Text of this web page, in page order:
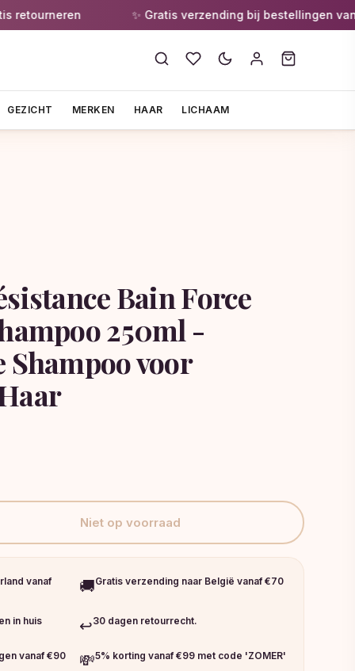
✨ Gratis verzending bij bestellingen vanaf
GEZICHT MERKEN HAAR LICHAAM
Bain Force
250ml -
voor
Niet op voorraad
vanaf 🚚Gratis verzending naar België vanaf €70
in huis ↩️30 dagen retourrecht.
vanaf €90 💸5% korting vanaf €99 met code 'ZOMER'